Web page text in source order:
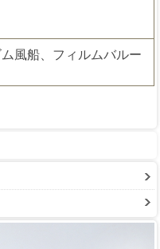
風船、フィルムバルー